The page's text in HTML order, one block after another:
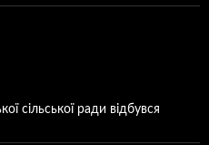
сільської ради відбувся